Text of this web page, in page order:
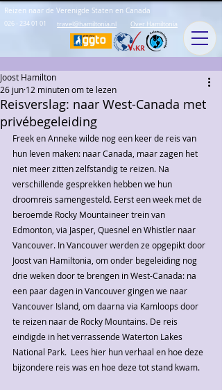
Reizen naar de Verenigde Staten en Canada
026 - 234 01 01 Over Hamiltonia
travel@hamiltonia.nl
Reisverslag: naar West-Canada met
privébegeleiding
Joost Hamilton
26 jun 12 minuten om te lezen
Freek en Anneke wilde nog een keer de reis van
hun leven maken: naar Canada, maar zagen het
niet meer zitten zelfstandig te reizen. Na
verschillende gesprekken hebben we hun
droomreis samengesteld. Eerst een week met de
beroemde Rocky Mountaineer trein van
Edmonton, via Jasper, Quesnel en Whistler naar
Vancouver. In Vancouver werden ze opgepikt door
Joost van Hamiltonia, om onder begeleiding nog
drie weken door te brengen in West-Canada: na
een paar dagen in Vancouver gingen we naar
Vancouver Island, om daarna via Kamloops door
te reizen naar de Rocky Mountains. De reis
eindigde in het verrassende Waterton Lakes
National Park.  Lees hier hun verhaal en hoe deze
bijzondere reis was en hoe deze tot stand kwam.